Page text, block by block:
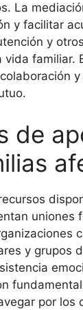
La
y facilitar
y
familiar.
y
de
uniones
y grupos
por los